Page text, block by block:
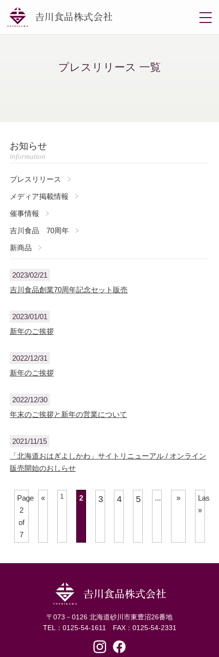
プレスリリース 一覧
お知らせ
information
プレスリリース
メディア掲載情報
催事情報
吉川食品 70周年
新商品
2023/02/21
吉川食品創業70周年記念セット販売
2023/01/01
新年のご挨拶
2022/12/31
新年のご挨拶
2022/12/30
年末のご挨拶と新年の営業について
2021/11/15
「北海道おはぎよしかわ」サイトリニューアル / オンライン
販売開始のおしらせ
Page
2
of
7
« 1 2 3 4 5 ... »
Last
»
〒073－0126 北海道砂川市東豊沼26番地
TEL：0125-54-1611 FAX：0125-54-2331